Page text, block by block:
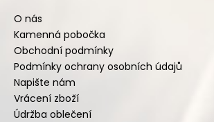
O nás
Kamenná pobočka
Obchodní podmínky
Podmínky ochrany osobních údajů
Napište nám
Vrácení zboží
Údržba oblečení